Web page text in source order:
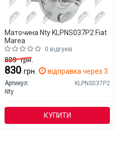
Маточина Nty KLPNS037P2 Fiat
Marea
0 відгуків
899грн.
830 грн. відправка через 3 дн.
Артикул:
KLPNS037P2
Nty
КУПИТИ